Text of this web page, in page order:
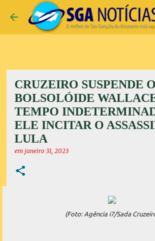
Pular para o conteúdo
CRUZEIRO SUSPENDE O
BOLSOLÓIDE
TEMPO
ELE INCITAR O
LULA
em janeiro 31, 2023
(Foto: Agência i7/Sada